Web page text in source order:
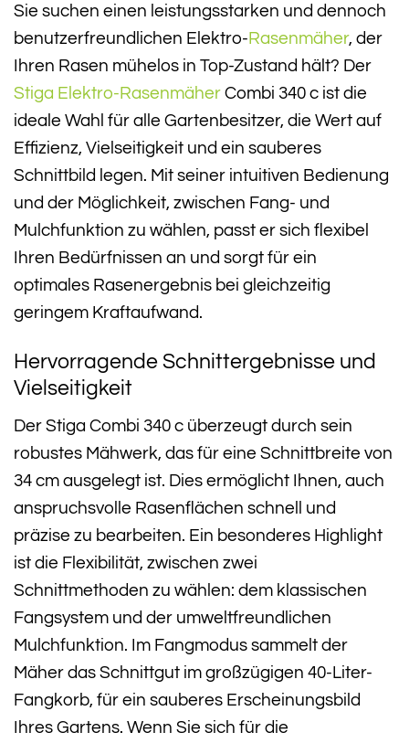
Sie suchen einen leistungsstarken und dennoch
benutzerfreundlichen Elektro-Rasenmäher, der
Ihren Rasen mühelos in Top-Zustand hält? Der
Stiga Elektro-Rasenmäher Combi 340 c ist die
ideale Wahl für alle Gartenbesitzer, die Wert auf
Effizienz, Vielseitigkeit und ein sauberes
Schnittbild legen. Mit seiner intuitiven Bedienung
und der Möglichkeit, zwischen Fang- und
Mulchfunktion zu wählen, passt er sich flexibel
Ihren Bedürfnissen an und sorgt für ein
optimales Rasenergebnis bei gleichzeitig
geringem Kraftaufwand.
Hervorragende Schnittergebnisse und
Vielseitigkeit
Der Stiga Combi 340 c überzeugt durch sein
robustes Mähwerk, das für eine Schnittbreite von
34 cm ausgelegt ist. Dies ermöglicht Ihnen, auch
anspruchsvolle Rasenflächen schnell und
präzise zu bearbeiten. Ein besonderes Highlight
ist die Flexibilität, zwischen zwei
Schnittmethoden zu wählen: dem klassischen
Fangsystem und der umweltfreundlichen
Mulchfunktion. Im Fangmodus sammelt der
Mäher das Schnittgut im großzügigen 40-Liter-
Fangkorb, für ein sauberes Erscheinungsbild
Ihres Gartens. Wenn Sie sich für die